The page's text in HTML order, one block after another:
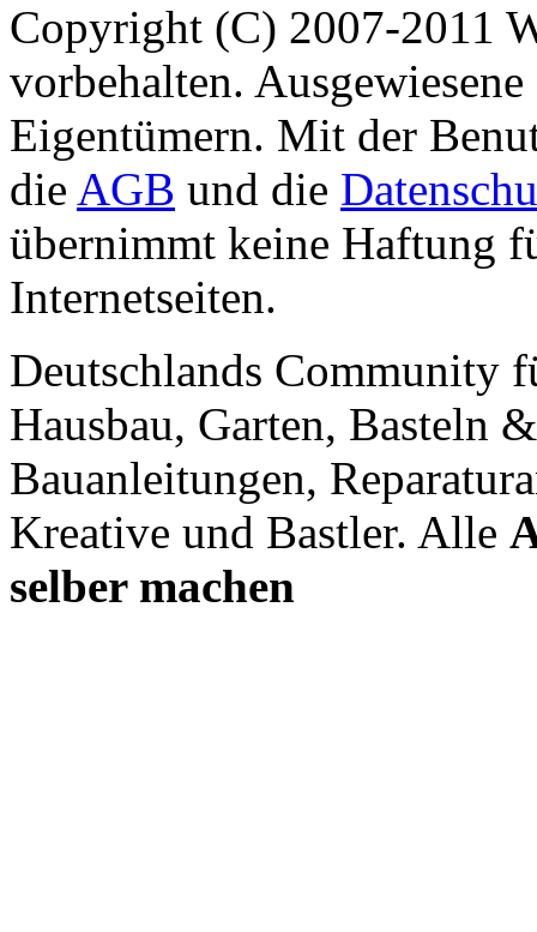
Copyright (C) 2007-2011
vorbehalten.
Eigentümern. Mit der
die AGB und die
übernimmt keine Haftung
Internetseiten.
Deutschlands Community
Hausbau, Garten, Basteln
Bauanleitungen,
Kreative und Bastler. Alle
selber machen